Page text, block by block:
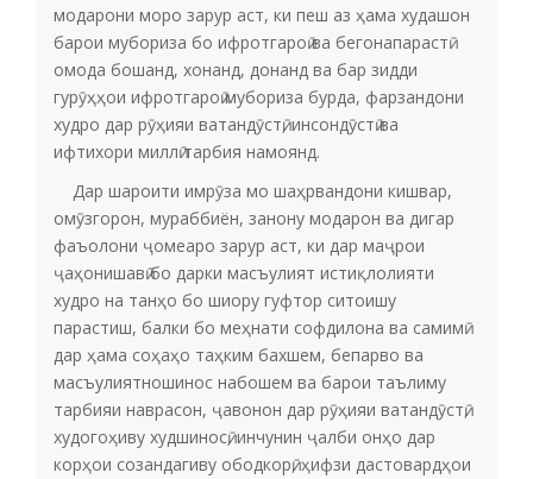
модарони моро зарур аст, ки пеш аз ҳама худашон
барои мубориза бо ифротгароӣ ва бегонапарастӣ
омода бошанд, хонанд, донанд ва бар зидди
гурӯҳҳои ифротгароӣ мубориза бурда, фарзандони
худро дар рӯҳияи ватандӯстӣ, инсондӯстӣ ва
ифтихори миллӣ тарбия намоянд.
Дар шароити имрӯза мо шаҳрвандони кишвар,
омӯзгорон, мураббиён, занону модарон ва дигар
фаъолони ҷомеаро зарур аст, ки дар маҷрои
ҷаҳонишавӣ бо дарки масъулият истиқлолияти
худро на танҳо бо шиору гуфтор ситоишу
парастиш, балки бо меҳнати софдилона ва самимӣ
дар ҳама соҳаҳо таҳким бахшем, бепарво ва
масъулиятношинос набошем ва барои таълиму
тарбияи наврасон, ҷавонон дар рӯҳияи ватандӯстӣ,
худогоҳиву худшиносӣ, инчунин ҷалби онҳо дар
корҳои созандагиву ободкорӣ, ҳифзи дастовардҳои